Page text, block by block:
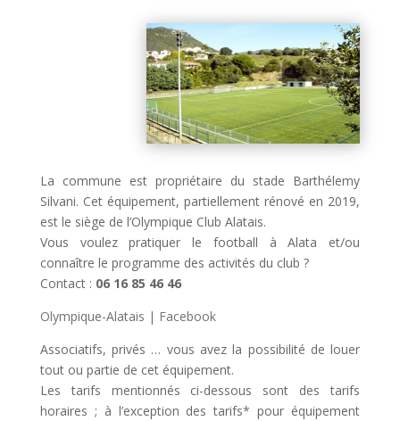
La commune est propriétaire du stade Barthélemy
Silvani. Cet équipement, partiellement rénové en 2019,
est le siège de l’Olympique Club Alatais.
Vous voulez pratiquer le football à Alata et/ou
connaître le programme des activités du club ?
Contact : 06 16 85 46 46
Olympique-Alatais | Facebook
Associatifs, privés … vous avez la possibilité de louer
tout ou partie de cet équipement.
Les tarifs mentionnés ci-dessous sont des tarifs
horaires ; à l’exception des tarifs* pour équipement